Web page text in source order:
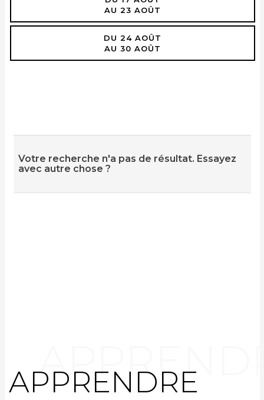
AU 23 AOÛT
DU 24 AOÛT
AU 30 AOÛT
Votre recherche n'a pas de résultat. Essayez
avec autre chose ?
APPRENDRE